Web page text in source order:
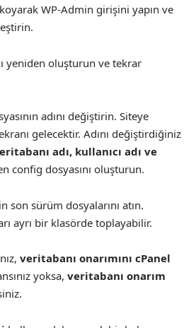
koyarak WP-Admin girişini yapın ve
yeniden oluşturun ve tekrar
adını değiştirin. Siteye
gelecektir. Adını değiştirdiğiniz
adı, kullanıcı adı ve
config dosyasını oluşturun.
son sürüm dosyalarını atın.
ayrı bir klasörde toplayabilir.
veritabanı onarımını cPanel
yoksa, veritabanı onarım